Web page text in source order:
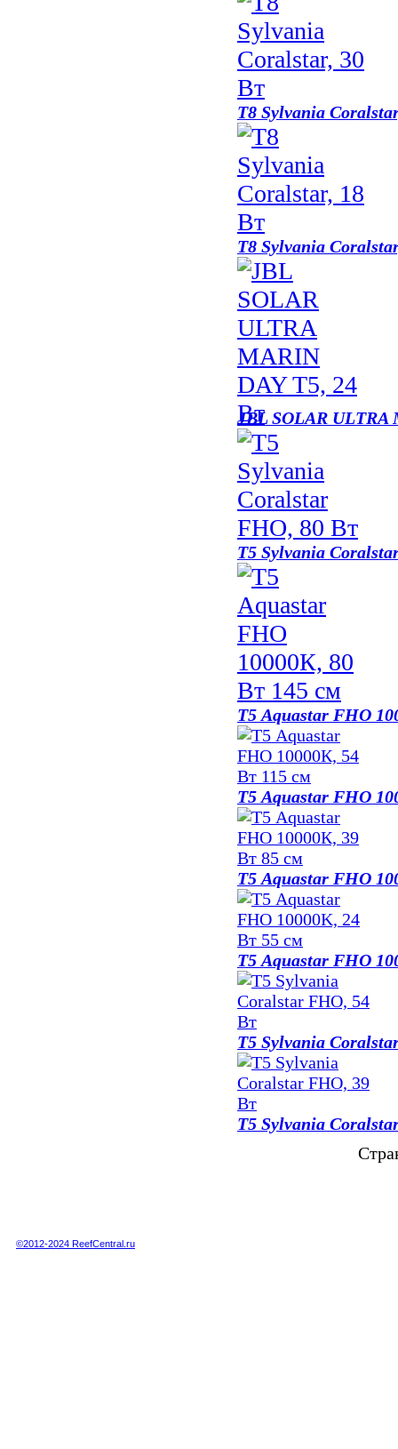
T8 Sylvania
T8 Sylvania
JBL SOLAR
Т5 Sylvania
Т5 Aquastar FHO
Т5 Aquastar FHO
Т5 Aquastar FHO
Т5 Aquastar FHO
Т5 Sylvania
T5 Sylvania
©2012-2024 ReefCentral.ru